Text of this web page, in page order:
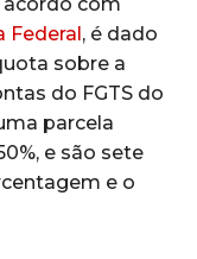
Federal, é dado
sobre a
do FGTS do
parcela
e são sete
e o